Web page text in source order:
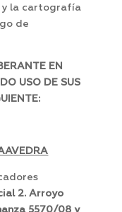
y la cartografía
de
EN
USO DE SUS
2. Arroyo
5570/08 y